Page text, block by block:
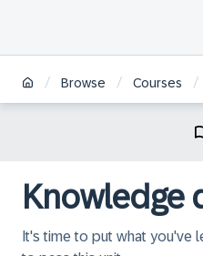
/ Browse / Courses /
Knowledge
It's time to put what you've